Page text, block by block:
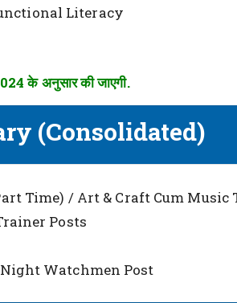
Literacy
के अनुसार की जाएगी.
(Consolidated)
Time) / Art & Craft Cum Music
Posts
Watchmen Post